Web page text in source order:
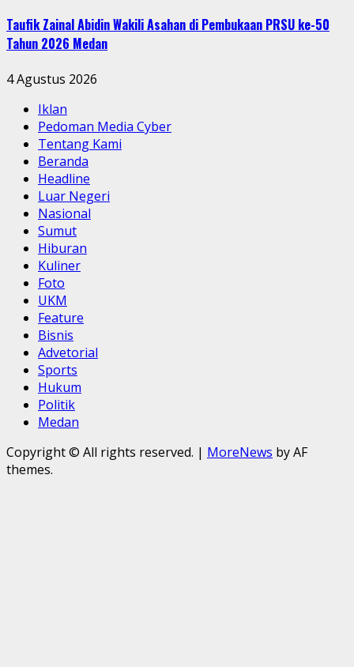
Taufik Zainal Abidin Wakili Asahan di Pembukaan PRSU ke-50
Tahun 2026 Medan
4 Agustus 2026
Iklan
Pedoman Media Cyber
Tentang Kami
Beranda
Headline
Luar Negeri
Nasional
Sumut
Hiburan
Kuliner
Foto
UKM
Feature
Bisnis
Advetorial
Sports
Hukum
Politik
Medan
Copyright © All rights reserved. | MoreNews by AF
themes.